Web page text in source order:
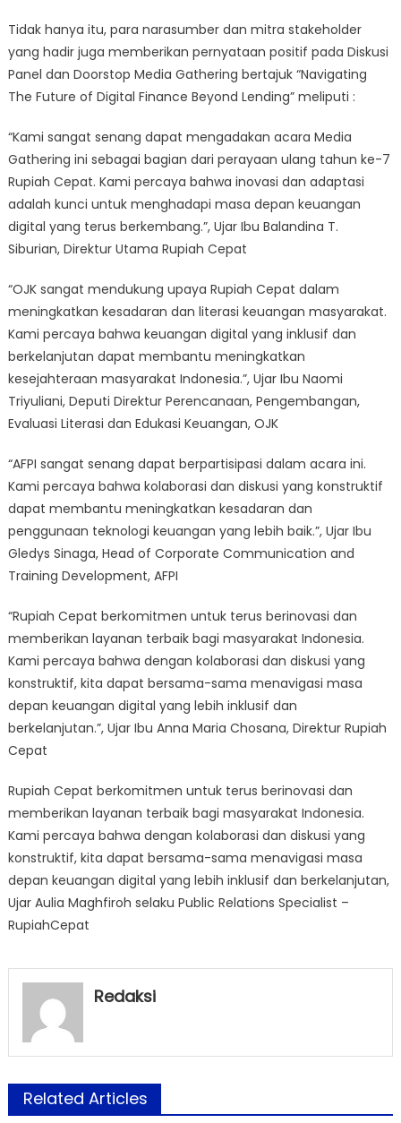
Tidak hanya itu, para narasumber dan mitra stakeholder
yang hadir juga memberikan pernyataan positif pada Diskusi
Panel dan Doorstop Media Gathering bertajuk “Navigating
The Future of Digital Finance Beyond Lending” meliputi :
“Kami sangat senang dapat mengadakan acara Media
Gathering ini sebagai bagian dari perayaan ulang tahun ke-7
Rupiah Cepat. Kami percaya bahwa inovasi dan adaptasi
adalah kunci untuk menghadapi masa depan keuangan
digital yang terus berkembang.”, Ujar Ibu Balandina T.
Siburian, Direktur Utama Rupiah Cepat
“OJK sangat mendukung upaya Rupiah Cepat dalam
meningkatkan kesadaran dan literasi keuangan masyarakat.
Kami percaya bahwa keuangan digital yang inklusif dan
berkelanjutan dapat membantu meningkatkan
kesejahteraan masyarakat Indonesia.”, Ujar Ibu Naomi
Triyuliani, Deputi Direktur Perencanaan, Pengembangan,
Evaluasi Literasi dan Edukasi Keuangan, OJK
“AFPI sangat senang dapat berpartisipasi dalam acara ini.
Kami percaya bahwa kolaborasi dan diskusi yang konstruktif
dapat membantu meningkatkan kesadaran dan
penggunaan teknologi keuangan yang lebih baik.”, Ujar Ibu
Gledys Sinaga, Head of Corporate Communication and
Training Development, AFPI
“Rupiah Cepat berkomitmen untuk terus berinovasi dan
memberikan layanan terbaik bagi masyarakat Indonesia.
Kami percaya bahwa dengan kolaborasi dan diskusi yang
konstruktif, kita dapat bersama-sama menavigasi masa
depan keuangan digital yang lebih inklusif dan
berkelanjutan.”, Ujar Ibu Anna Maria Chosana, Direktur Rupiah
Cepat
Rupiah Cepat berkomitmen untuk terus berinovasi dan
memberikan layanan terbaik bagi masyarakat Indonesia.
Kami percaya bahwa dengan kolaborasi dan diskusi yang
konstruktif, kita dapat bersama-sama menavigasi masa
depan keuangan digital yang lebih inklusif dan berkelanjutan,
Ujar Aulia Maghfiroh selaku Public Relations Specialist –
RupiahCepat
Redaksi
Related Articles